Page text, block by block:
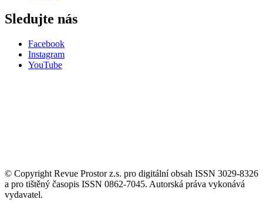
Sledujte nás
Facebook
Instagram
YouTube
© Copyright Revue Prostor z.s. pro digitální obsah ISSN 3029-8326
a pro tištěný časopis ISSN 0862-7045. Autorská práva vykonává
vydavatel.